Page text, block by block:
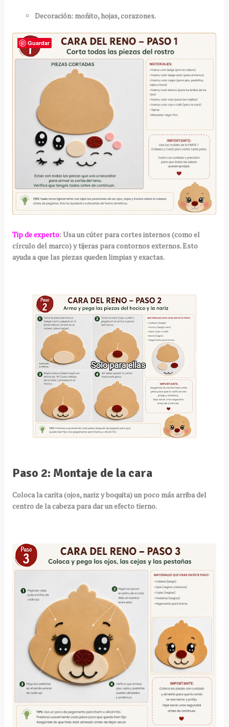
Decoración: moñito, hojas, corazones.
Tip de experto: Usa un cúter para cortes internos (como el
círculo del marco) y tijeras para contornos externos. Esto
ayuda a que las piezas queden limpias y exactas.
Paso 2: Montaje de la cara
Coloca la carita (ojos, nariz y boquita) un poco más arriba del
centro de la cabeza para dar un efecto tierno.
Guardar